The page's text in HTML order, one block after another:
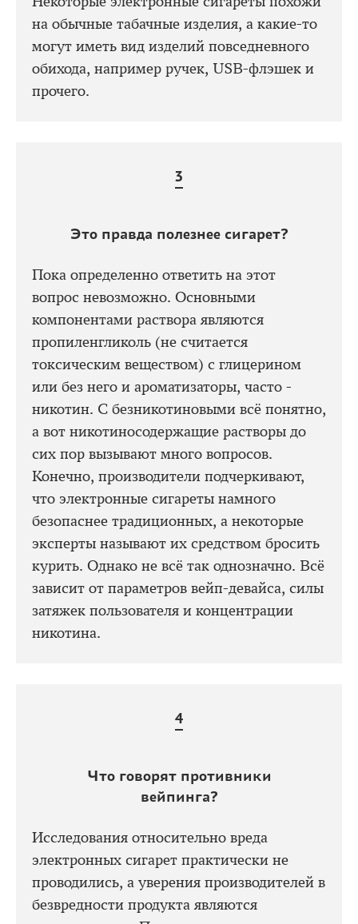
на обычные табачные изделия, а какие-то
могут иметь вид изделий повседневного
обихода, например ручек, USB-флэшек и
прочего.
Это правда полезнее сигарет?
Пока определенно ответить на этот
вопрос невозможно. Основными
компонентами раствора являются
пропиленгликоль (не считается
токсическим веществом) с глицерином
или без него и ароматизаторы, часто -
никотин. С безникотиновыми всё понятно,
а вот никотиносодержащие растворы до
сих пор вызывают много вопросов.
Конечно, производители подчеркивают,
что электронные сигареты намного
безопаснее традиционных, а некоторые
эксперты называют их средством бросить
курить. Однако не всё так однозначно. Всё
зависит от параметров вейп-девайса, силы
затяжек пользователя и концентрации
никотина.
Что говорят противники
вейпинга?
Исследования относительно вреда
электронных сигарет практически не
проводились, а уверения производителей в
безвредности продукта являются